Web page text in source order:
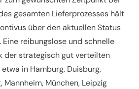
gesamten Lieferprozesses hält
über den aktuellen Status
Eine reibungslose und schnelle
der strategisch gut verteilten
in Hamburg, Duisburg,
Mannheim, München, Leipzig